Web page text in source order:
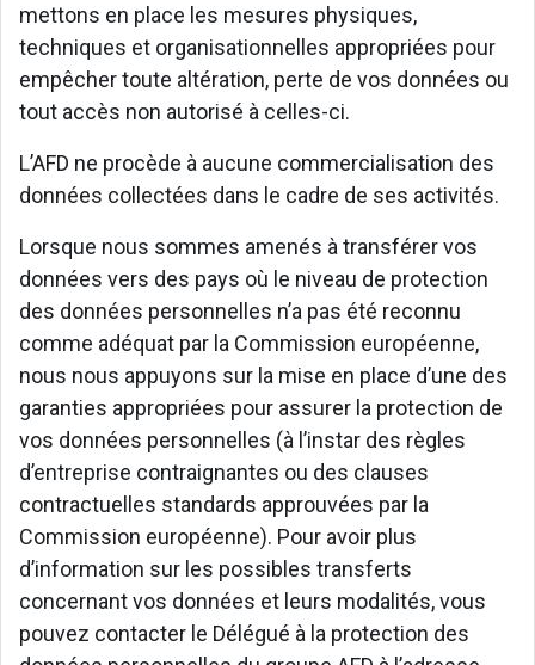
mettons en place les mesures physiques,
techniques et organisationnelles appropriées pour
empêcher toute altération, perte de vos données ou
tout accès non autorisé à celles-ci.
L’AFD ne procède à aucune commercialisation des
données collectées dans le cadre de ses activités.
Lorsque nous sommes amenés à transférer vos
données vers des pays où le niveau de protection
des données personnelles n’a pas été reconnu
comme adéquat par la Commission européenne,
nous nous appuyons sur la mise en place d’une des
garanties appropriées pour assurer la protection de
vos données personnelles (à l’instar des règles
d’entreprise contraignantes ou des clauses
contractuelles standards approuvées par la
Commission européenne). Pour avoir plus
d’information sur les possibles transferts
concernant vos données et leurs modalités, vous
pouvez contacter le Délégué à la protection des